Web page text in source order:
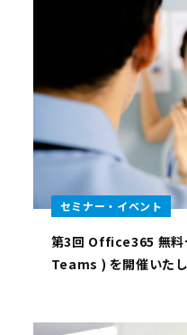
セミナー・イベント
第3回 Office365 無
Teams ) を開催いた